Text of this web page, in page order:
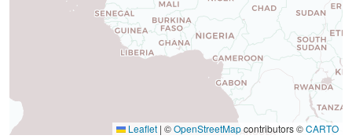
Leaflet | ©OpenStreetMapcontributors ©CARTO